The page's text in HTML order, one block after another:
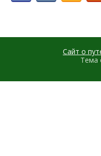
Сайт о
Тема